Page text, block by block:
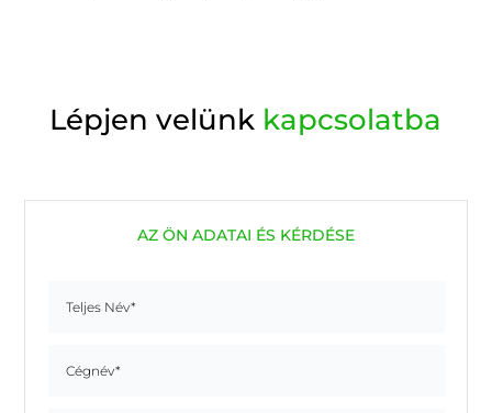
Lépjen velünk kapcsolatba
AZ ÖN ADATAI ÉS KÉRDÉSE